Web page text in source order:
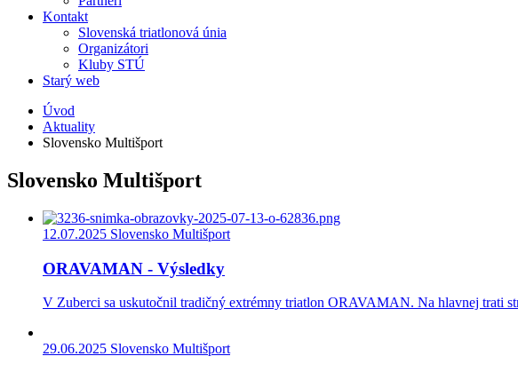
Kontakt
Slovenská triatlonová únia
Organizátori
Kluby STÚ
Starý web
Úvod
Aktuality
Slovensko Multišport
Slovensko Multišport
12.07.2025 Slovensko Multišport
ORAVAMAN - Výsledky
V Zuberci sa uskutočnil tradičný extrémny triatlon ORAVAMAN. Na hlavnej trati
29.06.2025 Slovensko Multišport